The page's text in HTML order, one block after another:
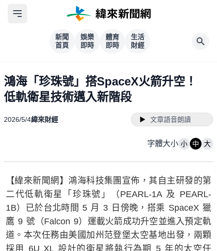
新聞
首頁
娛樂
即時
體育
即時
生活
財經
鴻海「珍珠號」搭SpaceX火箭升空！
低軌衛星技術邁入新階段
2026/5/4緯來財經 文章語音朗讀
字體大小 小 中 大
【緯來新聞網】鴻海科技集團宣佈，其自主研發的第
二代低軌衛星「珍珠號」（PEARL-1A 及 PEARL-
1B）已於台北時間 5 月 3 日傍晚，搭乘 SpaceX 獵
鷹 9 號（Falcon 9）運載火箭成功升空並進入預定軌
道。本次任務由美國加州范登堡太空基地出發，兩顆
採用 6U XL 設計的衛星將執行為期 5 年的太空任